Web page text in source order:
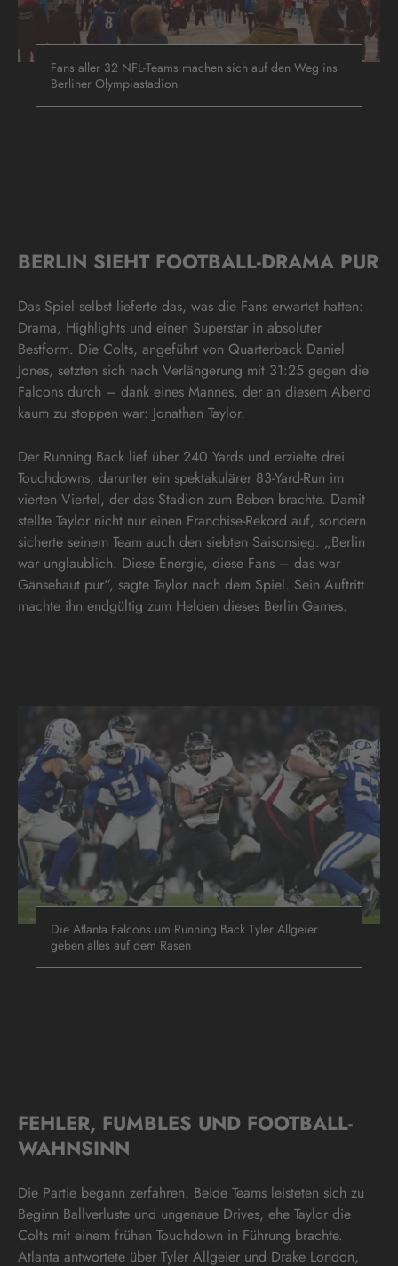
Fans aller 32 NFL-Teams machen sich auf den Weg ins
Berliner Olympiastadion
BERLIN SIEHT FOOTBALL-DRAMA PUR
Das Spiel selbst lieferte das, was die Fans erwartet hatten:
Drama, Highlights und einen Superstar in absoluter
Bestform. Die Colts, angeführt von Quarterback Daniel
Jones, setzten sich nach Verlängerung mit 31:25 gegen die
Falcons durch – dank eines Mannes, der an diesem Abend
kaum zu stoppen war: Jonathan Taylor.
Der Running Back lief über 240 Yards und erzielte drei
Touchdowns, darunter ein spektakulärer 83-Yard-Run im
vierten Viertel, der das Stadion zum Beben brachte. Damit
stellte Taylor nicht nur einen Franchise-Rekord auf, sondern
sicherte seinem Team auch den siebten Saisonsieg. „Berlin
war unglaublich. Diese Energie, diese Fans – das war
Gänsehaut pur“, sagte Taylor nach dem Spiel. Sein Auftritt
machte ihn endgültig zum Helden dieses Berlin Games.
Die Atlanta Falcons um Running Back Tyler Allgeier
geben alles auf dem Rasen
FEHLER, FUMBLES UND FOOTBALL-
WAHNSINN
Die Partie begann zerfahren. Beide Teams leisteten sich zu
Beginn Ballverluste und ungenaue Drives, ehe Taylor die
Colts mit einem frühen Touchdown in Führung brachte.
Atlanta antwortete über Tyler Allgeier und Drake London,